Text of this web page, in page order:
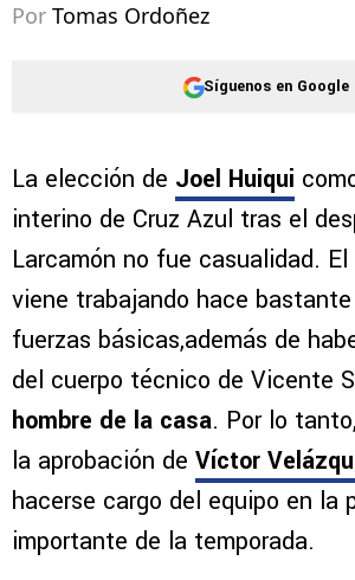
Por Tomas Ordoñez
Síguenos en Google
La elección de Joel Huiqui
interino de Cruz Azul tras el
Larcamón no fue casualidad.
viene trabajando hace
fuerzas básicas,además de
del cuerpo técnico de Vicente
hombre de la casa. Por lo
la aprobación de Víctor
hacerse cargo del equipo en la
importante de la temporada.